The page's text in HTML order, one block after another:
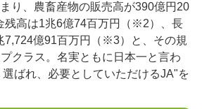
り、農畜産物の販売高が390億円20
残高は1兆6億74百万円（※2）、長
7,724億91百万円（※3）と、その規
クラス。名実ともに日本一と言わ
ばれ、必要としていただけるJA"を